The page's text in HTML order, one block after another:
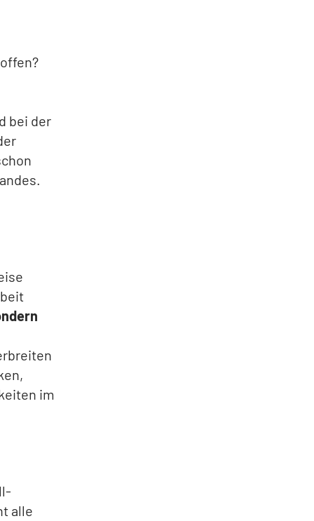
bei der
im
alle